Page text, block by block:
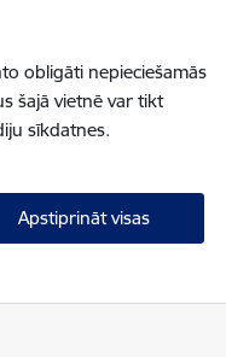
obligāti nepieciešamās
šajā vietnē var tikt
sīkdatnes.
Apstiprināt visas